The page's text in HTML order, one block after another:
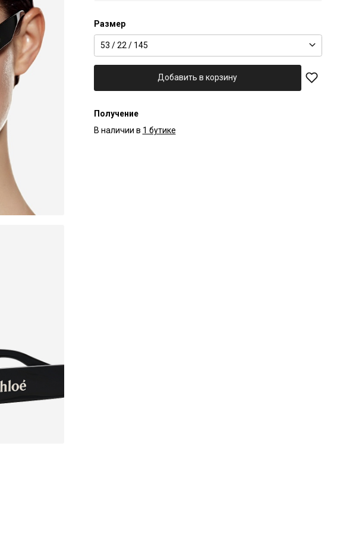
Размер
53 / 22 / 145
Добавить в корзину
Получение
В наличии в 1 бутике